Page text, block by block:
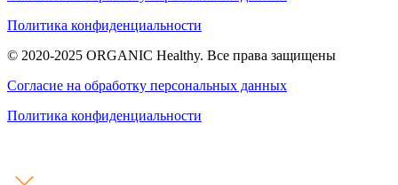
Политика конфиденциальности
© 2020-2025 ORGANIC Healthy. Все права защищены
Согласие на обработку персональных данных
Политика конфиденциальности